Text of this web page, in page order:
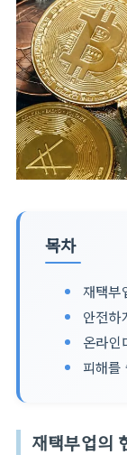
목차
재택부
안전하
온라인
피해를
재택부업의